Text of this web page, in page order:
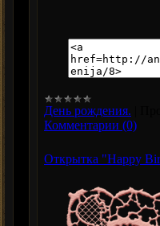
День рождения.
Комментарии (0)
Открытка "Happy